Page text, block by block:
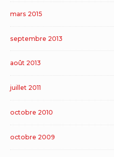
mars 2015
septembre 2013
août 2013
juillet 2011
octobre 2010
octobre 2009